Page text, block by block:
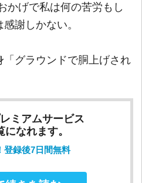
かげで私は何の苦労もし
謝しかない。
グラウンドで胴上げされ
ミアムサービス
なれます。
登録後7日間無料